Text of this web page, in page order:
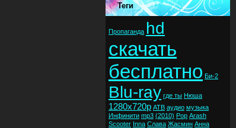
Теги
Пропаганда hd
скачать
бесплатно Би-2
Blu-ray где ты Нюша
1280x720p ATB аудио музыка
Инфинити mp3 (2010) Pop Arash
Scooter Inna Слава Жасмин Анна